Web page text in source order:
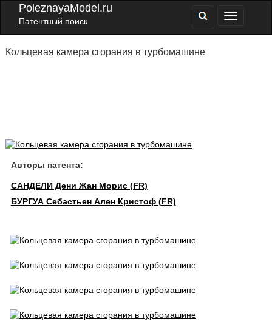
PoleznayaModel.ru
Патентный поиск
Кольцевая камера сгорания в турбомашине
Авторы патента:
САНДЕЛИ Дени Жан Морис (FR)
БУРГУА Себастьен Ален Кристоф (FR)